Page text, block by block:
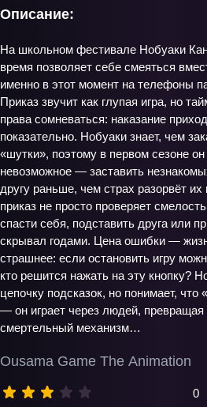
Ousama Game The Animation
0
Описание:
На школьном фестивале Нобуаки
время позволяет себе смеяться
именно в этот момент на телефоны
Приказ звучит как глупая игра, но
права сомневаться: наказание
показательно. Нобуаки знает, чем
«шутки», поэтому в первом сезоне
невозможное — заставить
другу раньше, чем страх разорвёт
приказ не просто проверяет
спасти себя, подставить друга или
скрывал годами. Цена ошибки —
страшнее: если остановить игру
кто решится нажать на эту кнопку?
цепочку подсказок, но понимает,
— он играет через людей,
смертельный механизм…